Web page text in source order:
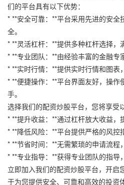
们的平台具有以下优势：
* **安全可靠：**平台采用先进的安全
全。
* **灵活杠杆：**提供多种杠杆选择，
* **专业团队：**由经验丰富的金融专
* **实时行情：**提供实时行情和图表
* **便捷操作：**平台界面友好，操作
手。
选择我们的配资炒股平台，您将享受
* **提升收益：**通过杠杆放大收益，
* **降低风险：**平台提供严格的风控
* **节省时间：**无需繁琐的申请流程
* **专业指导：**获得专业团队的指导
立即加入我们的配资炒股平台，开启
于为您提供安全、可靠和高效的投资